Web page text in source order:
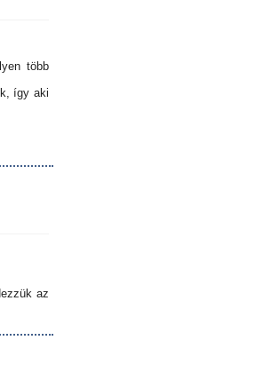
több
így aki
az